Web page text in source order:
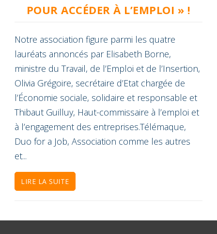
POUR ACCÉDER À L’EMPLOI » !
Notre association figure parmi les quatre
lauréats annoncés par Elisabeth Borne,
ministre du Travail, de l’Emploi et de l’Insertion,
Olivia Grégoire, secrétaire d’Etat chargée de
l’Économie sociale, solidaire et responsable et
Thibaut Guilluy, Haut-commissaire à l’emploi et
à l’engagement des entreprises.Télémaque,
Duo for a Job, Association comme les autres
et...
LIRE LA SUITE